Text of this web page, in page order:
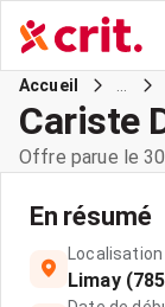
Accueil
Cariste
Offre parue le
En résumé
Localisation
Limay